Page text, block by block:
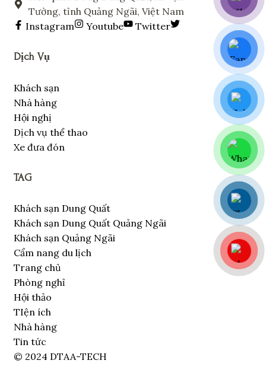
Tường, tỉnh Quảng Ngãi, Việt Nam
Instagram
Youtube Twitter
Dịch Vụ
Khách sạn
Nhà hàng
Hội nghị
Dịch vụ thể thao
Xe đưa đón
TAG
Khách sạn Dung Quất
Khách sạn Dung Quất Quảng Ngãi
Khách sạn Quảng Ngãi
Cẩm nang du lịch
Trang chủ
Phòng nghỉ
Hội thảo
TIện ích
Nhà hàng
Tin tức
© 2024 DTAA-TECH